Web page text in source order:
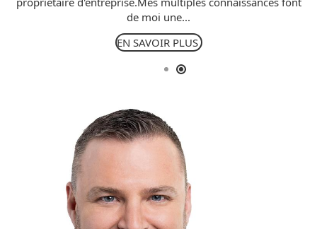
de moi une...
EN SAVOIR PLUS